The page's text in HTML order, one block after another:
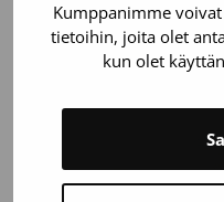
Kumppanimme
tietoihin, joita olet
kun olet